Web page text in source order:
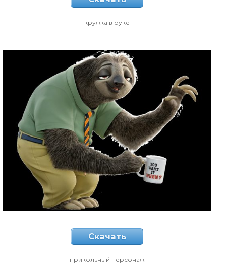
кружка в руке
Скачать
прикольный персонаж